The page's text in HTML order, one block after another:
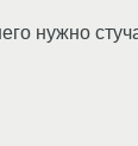
нужно